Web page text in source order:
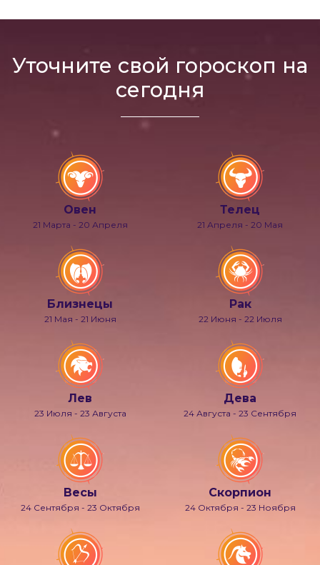
Уточните свой гороскоп на
сегодня
Овен
21 Марта - 20 Апреля
Телец
21 Апреля - 20 Мая
Близнецы
21 Мая - 21 Июня
Рак
22 Июня - 22 Июля
Лев
23 Июля - 23 Августа
Дева
24 Августа - 23 Сентября
Весы
24 Сентября - 23 Октября
Скорпион
24 Октября - 23 Ноября